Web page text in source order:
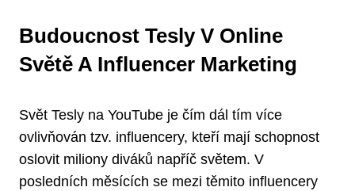
Budoucnost Tesly V Online
Světě A Influencer Marketing
Svět Tesly na YouTube je čím dál tím více
ovlivňován tzv. influencery, kteří mají schopnost
oslovit miliony diváků napříč světem. V
posledních měsících se mezi těmito influencery